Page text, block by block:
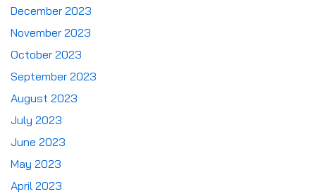
December 2023
November 2023
October 2023
September 2023
August 2023
July 2023
June 2023
May 2023
April 2023